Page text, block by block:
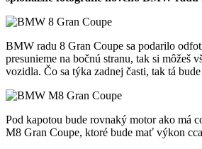
BMW radu 8 Gran Coupe sa podarilo
presunieme na bočnú stranu, tak si
vozidla. Čo sa týka zadnej časti, tak tá
Pod kapotou bude rovnaký motor ako má
M8 Gran Coupe, ktoré bude mať výkon